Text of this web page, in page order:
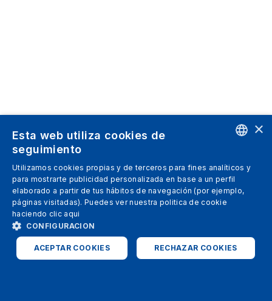
SPANISH
ITALIAN
ENGLISH
×
Esta web utiliza cookies de
seguimiento
Utilizamos cookies propias y de terceros para fines analíticos y
para mostrarte publicidad personalizada en base a un perfil
elaborado a partir de tus hábitos de navegación (por ejemplo,
páginas visitadas). Puedes ver nuestra politica de cookie
haciendo clic aqui
CONFIGURACION
ACEPTAR COOKIES RECHAZAR COOKIES